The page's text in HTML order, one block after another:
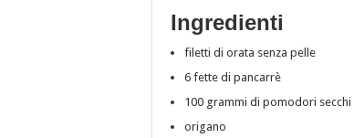
Ingredienti
filetti di orata senza pelle
6 fette di pancarrè
100 grammi di pomodori secchi
origano